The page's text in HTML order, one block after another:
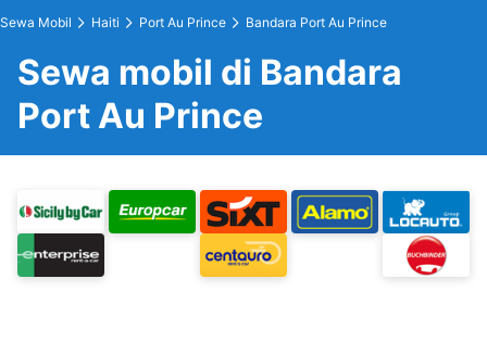
Sewa Mobil Haiti Port Au Prince Bandara Port Au Prince
Sewa mobil di Bandara
Port Au Prince